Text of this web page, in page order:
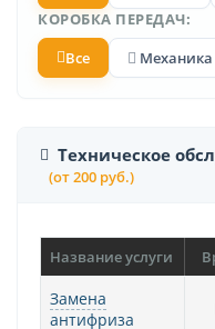
КОРОБКА ПЕРЕДАЧ:
Все
Механика
Техническое
(от 200 руб.)
Название услуги
Замена
антифриза